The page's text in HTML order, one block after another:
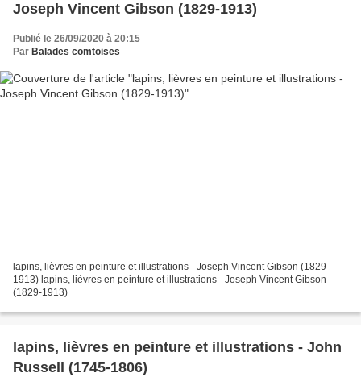
Joseph Vincent Gibson (1829-1913)
Publié le 26/09/2020 à 20:15
Par Balades comtoises
lapins, lièvres en peinture et illustrations - Joseph Vincent Gibson (1829-
1913) lapins, lièvres en peinture et illustrations - Joseph Vincent Gibson
(1829-1913)
lapins, lièvres en peinture et illustrations - John
Russell (1745-1806)